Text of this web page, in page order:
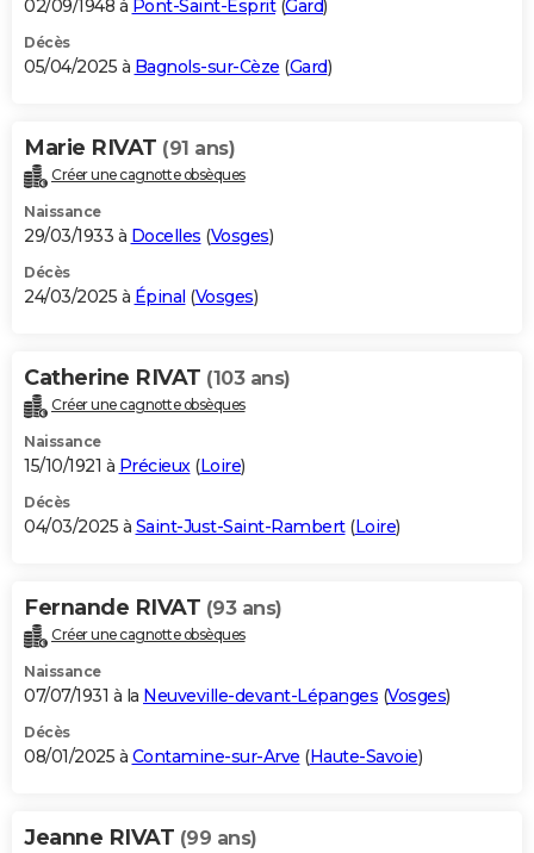
02/09/1948 à Pont-Saint-Esprit(Gard)
Décès
05/04/2025 à Bagnols-sur-Cèze (Gard)
Marie RIVAT (91 ans)
Créer une cagnotte obsèques
Naissance
29/03/1933 à Docelles (Vosges)
Décès
24/03/2025 à Épinal (Vosges)
Catherine RIVAT (103 ans)
Créer une cagnotte obsèques
Naissance
15/10/1921 à Précieux(Loire)
Décès
04/03/2025 à Saint-Just-Saint-Rambert(Loire)
Fernande RIVAT (93 ans)
Créer une cagnotte obsèques
Naissance
07/07/1931 à la Neuveville-devant-Lépanges (Vosges)
Décès
08/01/2025 à Contamine-sur-Arve (Haute-Savoie)
Jeanne RIVAT (99 ans)